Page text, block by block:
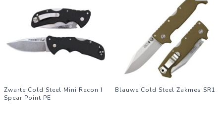
Zwarte Cold Steel Mini Recon I
Spear Point PE
Blauwe Cold Steel Zakmes SR1